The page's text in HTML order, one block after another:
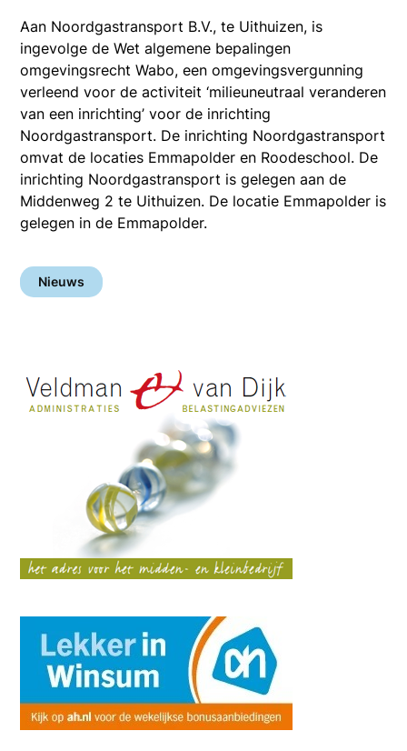
Aan Noordgastransport B.V., te Uithuizen, is
ingevolge de Wet algemene bepalingen
omgevingsrecht Wabo, een omgevingsvergunning
verleend voor de activiteit ‘milieuneutraal veranderen
van een inrichting’ voor de inrichting
Noordgastransport. De inrichting Noordgastransport
omvat de locaties Emmapolder en Roodeschool. De
inrichting Noordgastransport is gelegen aan de
Middenweg 2 te Uithuizen. De locatie Emmapolder is
gelegen in de Emmapolder.
Nieuws